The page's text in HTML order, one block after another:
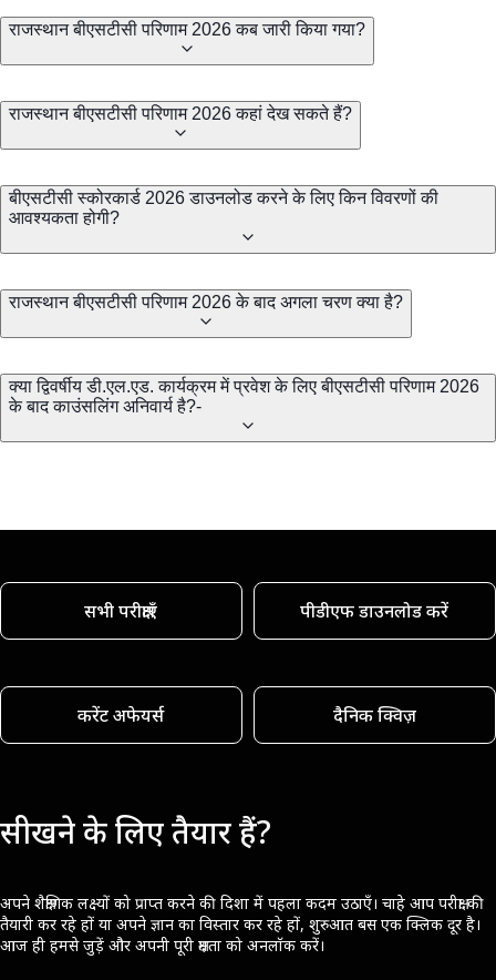
राजस्थान बीएसटीसी परिणाम 2026 कब जारी किया गया?
राजस्थान बीएसटीसी परिणाम 2026 कहां देख सकते हैं?
बीएसटीसी स्कोरकार्ड 2026 डाउनलोड करने के लिए किन विवरणों की
आवश्यकता होगी?
राजस्थान बीएसटीसी परिणाम 2026 के बाद अगला चरण क्या है?
क्या द्विवर्षीय डी.एल.एड. कार्यक्रम में प्रवेश के लिए बीएसटीसी परिणाम 2026
के बाद काउंसलिंग अनिवार्य है?-
सभी परीक्षाएँ पीडीएफ डाउनलोड करें
करेंट अफेयर्स दैनिक क्विज़
सीखने के लिए तैयार हैं?
अपने शैक्षणिक लक्ष्यों को प्राप्त करने की दिशा में पहला कदम उठाएँ। चाहे आप परीक्षा की
तैयारी कर रहे हों या अपने ज्ञान का विस्तार कर रहे हों, शुरुआत बस एक क्लिक दूर है।
आज ही हमसे जुड़ें और अपनी पूरी क्षमता को अनलॉक करें।